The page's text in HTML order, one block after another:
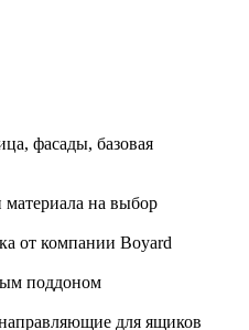
фасады, базовая
на выбор
от компании Boyard
поддоном
для ящиков